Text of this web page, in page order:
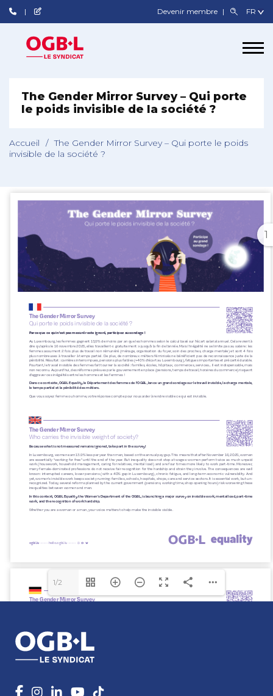
Devenir membre
The Gender Mirror Survey – Qui porte
le poids invisible de la société ?
Accueil / The Gender Mirror Survey – Qui porte le poids
invisible de la société ?
1
1/2